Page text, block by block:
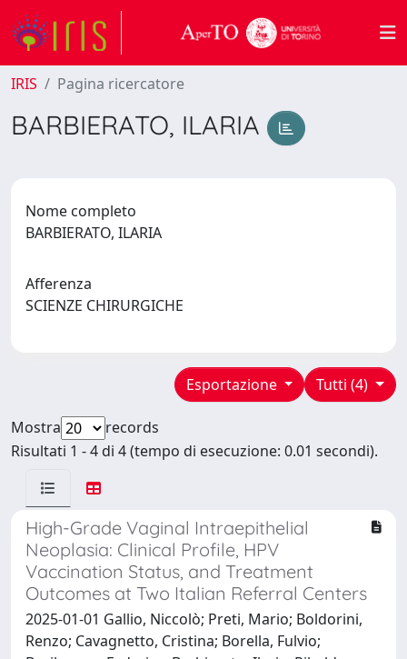
IRIS Pagina ricercatore
BARBIERATO, ILARIA
Nome completo
BARBIERATO, ILARIA
Afferenza
SCIENZE CHIRURGICHE
Tutti (4)
Esportazione
Mostra
records
Risultati 1 - 4 di 4 (tempo di esecuzione: 0.01 secondi).
High-Grade Vaginal Intraepithelial
Neoplasia: Clinical Profile, HPV
Vaccination Status, and Treatment
Outcomes at Two Italian Referral Centers
2025-01-01 Gallio, Niccolò; Preti, Mario; Boldorini,
Renzo; Cavagnetto, Cristina; Borella, Fulvio;